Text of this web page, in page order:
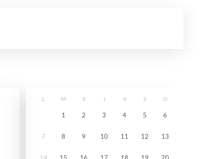
L M X J V S D
1 2 3 4 5 6
7 8 9 10 11 12 13
14 15 16 17 18 19 20